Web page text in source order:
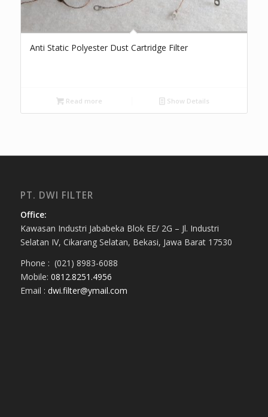
Anti Static Polyester Dust Cartridge Filter
Read more Show Details
PT. DWI FILTER
Office:
Kawasan Industri Jababeka Blok EE/ 2G – Jl. Industri
Selatan IV, Cikarang Selatan, Bekasi, Jawa Barat 17530
Phone : (021) 8983-6088
Mobile: 0812.8251.4956
Email : dwi.filter@ymail.com